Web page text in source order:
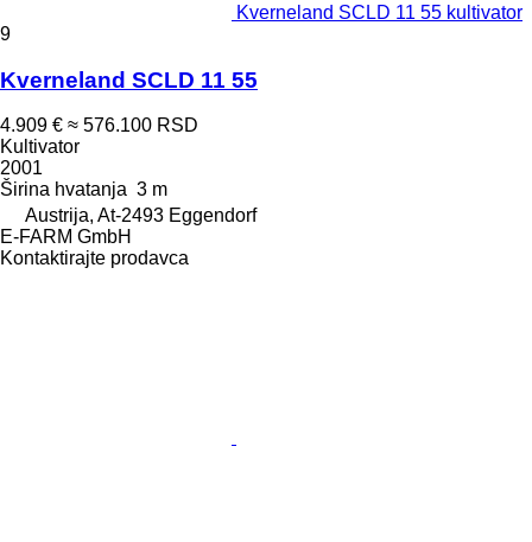
Kverneland SCLD 11 55 kultivator
9
Kverneland SCLD 11 55
4.909 € ≈ 576.100 RSD
Kultivator
2001
Širina hvatanja 3 m
Austrija, At-2493 Eggendorf
E-FARM GmbH
Kontaktirajte prodavca